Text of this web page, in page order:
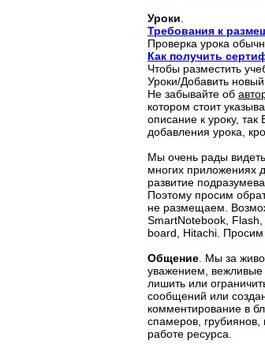
Уроки
Требования к
Проверка урока
Как получить
Чтобы разместить
Уроки/Добавить
Не забывайте об
котором стоит
описание к уроку,
добавления урока,
Мы очень рады
многих приложениях
развитие
Поэтому просим
не размещаем.
SmartNotebook,
board, Hitachi. Просим
Общение . Мы за
уважением,
лишить или
сообщений или
комментирование в
спамеров, грубиянов,
работе ресурса.